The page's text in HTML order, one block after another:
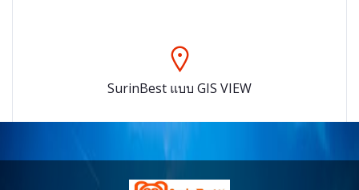
SurinBest แบบ GIS VIEW